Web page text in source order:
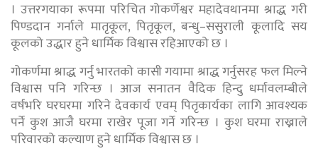
। उत्तरगयाका रूपमा परिचित गोकर्णेश्वर महादेवथानमा श्राद्ध गरी
पिण्डदान गर्नाले मातृकूल, पितृकूल, बन्धु–ससुराली कूलादि सय
कूलको उद्धार हुने धार्मिक विश्वास रहिआएको छ ।
गोकर्णमा श्राद्ध गर्नु भारतको कासी गयामा श्राद्ध गर्नुसरह फल मिल्ने
विश्वास पनि गरिन्छ । आज सनातन वैदिक हिन्दु धर्मावलम्बीले
वर्षभरि घरघरमा गरिने देवकार्य एवम् पितृकार्यका लागि आवश्यक
पर्ने कुश आजै घरमा राखेर पूजा गर्ने गरिन्छ । कुश घरमा राख्नाले
परिवारको कल्याण हुने धार्मिक विश्वास छ ।